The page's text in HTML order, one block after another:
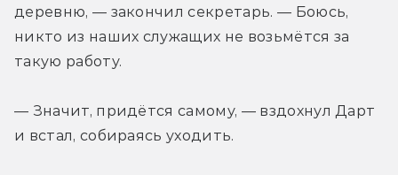
деревню, — закончил секретарь. — Боюсь,
никто из наших служащих не возьмётся за
такую работу.
— Значит, придётся самому, — вздохнул Дарт
и встал, собираясь уходить.